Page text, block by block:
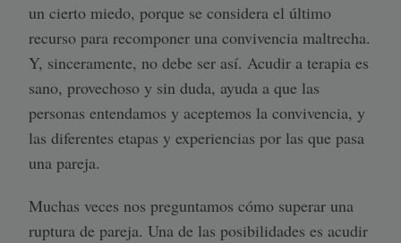
un cierto miedo, porque se considera el último
recurso para recomponer una convivencia maltrecha.
Y, sinceramente, no debe ser así. Acudir a terapia es
sano, provechoso y sin duda, ayuda a que las
personas entendamos y aceptemos la convivencia, y
las diferentes etapas y experiencias por las que pasa
una pareja.
Muchas veces nos preguntamos cómo superar una
ruptura de pareja. Una de las posibilidades es acudir